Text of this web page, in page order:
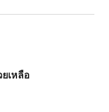
เหลือ